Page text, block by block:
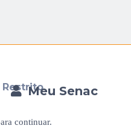
Meu Senac
Restrito
continuar.